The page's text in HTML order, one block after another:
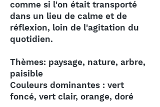
comme si l'on était transporté
dans un lieu de calme et de
réflexion, loin de l'agitation du
quotidien.
Thèmes: paysage, nature, arbre,
paisible
Couleurs dominantes : vert
foncé, vert clair, orange, doré